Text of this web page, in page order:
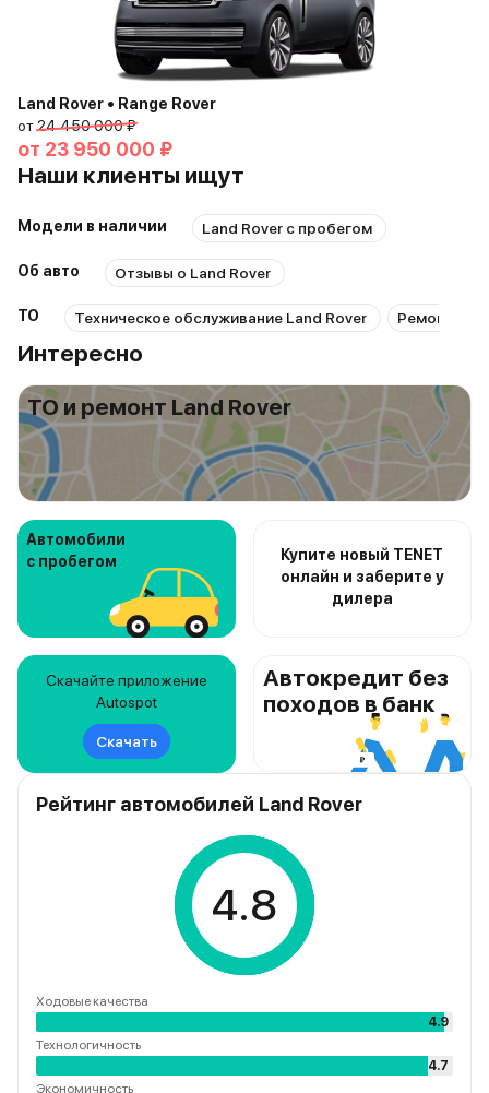
Land Rover • Range Rover
от24 450 000 ₽
от 23 950 000 ₽
Наши клиенты ищут
Модели в наличии Land Rover с пробегом
Об авто Отзывы о Land Rover
ТО Техническое обслуживание Land Rover Ремонт
Интересно
ТО и ремонт Land Rover
Автомобили
с пробегом
Купите новый TENET
онлайн и заберите у
дилера
Скачайте приложение
Autospot
Скачать
Автокредит без
походов в банк
Рейтинг автомобилей Land Rover
4.8
Ходовые качества
4.9
Технологичность
4.7
Экономичность